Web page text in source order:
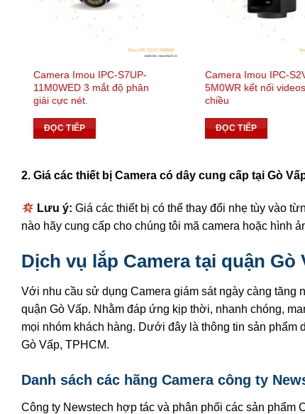
Camera Imou IPC-S7UP-
11M0WED 3 mắt độ phân
giải cực nét.
ĐỌC TIẾP
Camera Imou IPC-
5M0WR kết nối
chiều
ĐỌC TIẾP
2. Giá các thiết bị Camera có dây cung cấp tại Gò
Lưu ý:Giá các thiết bị có thể thay đổi nhẹ tùy vào
nào hãy cung cấp cho chúng tôi mã camera hoặc hình
Dịch vụ lắp Camera tại quận Gò
Với nhu cầu sử dụng Camera giám sát ngày càng
quận Gò Vấp. Nhằm đáp ứng kịp thời, nhanh chóng,
mọi nhóm khách hàng. Dưới đây là thông tin sản phẩm
Gò Vấp, TPHCM.
Danh sách các hãng Camera công ty
Công ty Newstech hợp tác và phân phối các sản phẩm